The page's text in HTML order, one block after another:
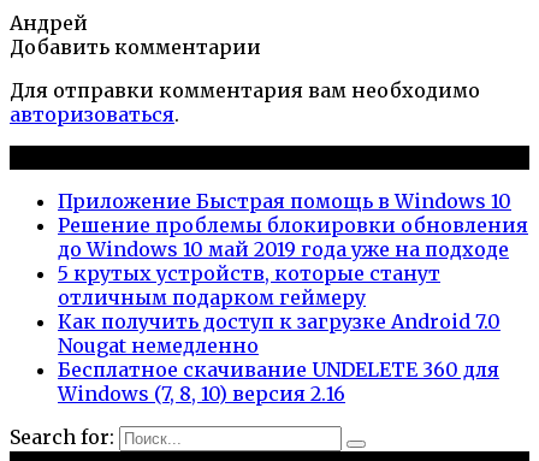
Андрей
Добавить комментарии
Для отправки комментария вам необходимо
авторизоваться.
Приложение Быстрая помощь в Windows 10
Решение проблемы блокировки обновления
до Windows 10 май 2019 года уже на подходе
5 крутых устройств, которые станут
отличным подарком геймеру
Как получить доступ к загрузке Android 7.0
Nougat немедленно
Бесплатное скачивание UNDELETE 360 для
Windows (7, 8, 10) версия 2.16
Search for: